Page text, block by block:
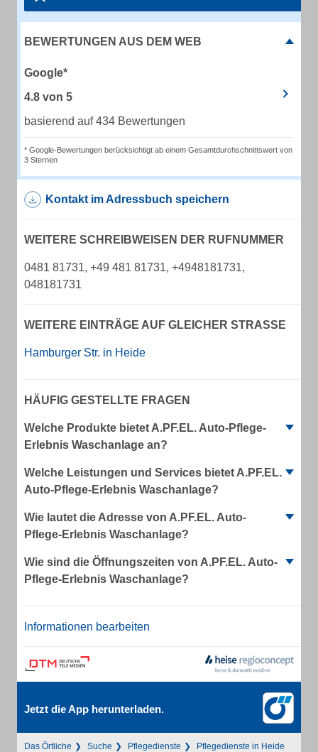
BEWERTUNGEN AUS DEM WEB
Google*
4.8 von 5
basierend auf 434 Bewertungen
* Google-Bewertungen berücksichtigt ab einem Gesamtdurchschnittswert von
3 Sternen
Kontakt im Adressbuch speichern
WEITERE SCHREIBWEISEN DER RUFNUMMER
0481 81731, +49 481 81731, +4948181731,
048181731
WEITERE EINTRÄGE AUF GLEICHER STRASSE
Hamburger Str. in Heide
HÄUFIG GESTELLTE FRAGEN
Welche Produkte bietet A.PF.EL. Auto-Pflege-
Erlebnis Waschanlage an?
Welche Leistungen und Services bietet A.PF.EL.
Auto-Pflege-Erlebnis Waschanlage?
Wie lautet die Adresse von A.PF.EL. Auto-
Pflege-Erlebnis Waschanlage?
Wie sind die Öffnungszeiten von A.PF.EL. Auto-
Pflege-Erlebnis Waschanlage?
Informationen bearbeiten
Jetzt die App herunterladen.
Das Örtliche Suche Pflegedienste
Pflegedienste in Heide